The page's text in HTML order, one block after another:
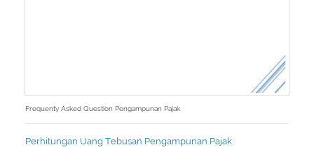
Frequenty Asked Question Pengampunan Pajak
Perhitungan Uang Tebusan Pengampunan Pajak